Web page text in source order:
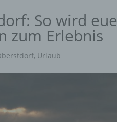
So wird
zum Erlebnis
, Urlaub